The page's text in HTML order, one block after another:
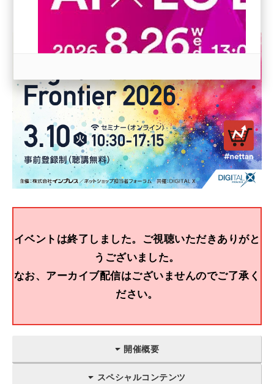
revico (744)
イベントは終了しました。ご視聴いただきありがと
うございました。
なお、アーカイブ配信はございませんのでご了承く
ださい。
開催概要
スペシャルコンテンツ
参加登録はこちら↑